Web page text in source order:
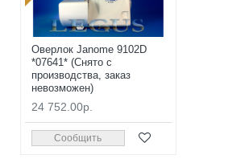
Оверлок Janome 9102D
*07641* (Снято с
производства, заказ
невозможен)
24 752.00р.
Сообщить